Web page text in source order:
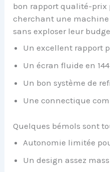
bon rapport qualité-prix
cherchant une
sans exploser leur
Un excellent rapport
Un écran fluide en
Un bon système de
Une connectique
Quelques bémols sont
Autonomie limitée
Un design assez